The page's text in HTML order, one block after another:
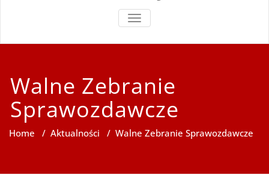
TOGGLE
NAVIGATION
Walne Zebranie
Sprawozdawcze
Home / Aktualności / Walne Zebranie Sprawozdawcze